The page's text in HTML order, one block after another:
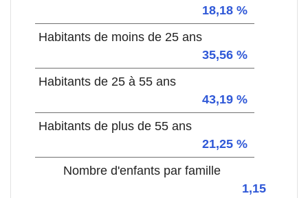
18,18 %
Habitants de moins de 25 ans
35,56 %
Habitants de 25 à 55 ans
43,19 %
Habitants de plus de 55 ans
21,25 %
Nombre d'enfants par famille
1,15